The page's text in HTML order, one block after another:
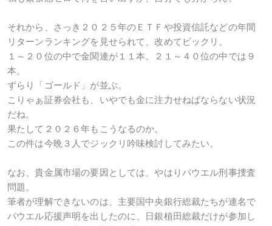
それから、さっき２０２５年のＥＴＦや投資信託などの年間
リターンランキングを見せられて、改めてビックリ。
１～２０位の中で金関連が１１本。２１～４０位の中では９
本。
ずらり「ゴールド」が並ぶ。
こりゃぁ証券会社も、いやでも金に注力せねばならない状況
だね。
果たして２０２６年もこうなるのか。
この件は今晩３人でジックリ吟味検討してみたい。
なお、貴金属市場の要因としては、やはりパウエル刑事捜査
問題。
筆者が理解できないのは、主要国中央銀行総裁たちが連名で
パウエル応援声明を出したのに、日銀植田総裁だけが参加し